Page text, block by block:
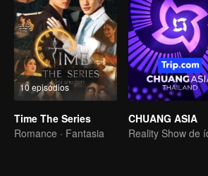
10 episódios
Time The Series
Romance · Fantasia
CHUANG ASIA